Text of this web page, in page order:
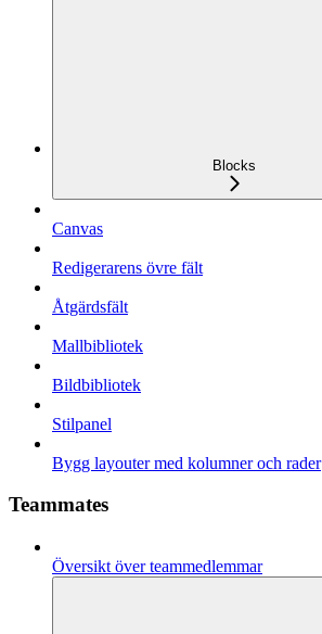
Blocks
Canvas
Redigerarens övre fält
Åtgärdsfält
Mallbibliotek
Bildbibliotek
Stilpanel
Bygg layouter med kolumner och rader
Teammates
Översikt över teammedlemmar